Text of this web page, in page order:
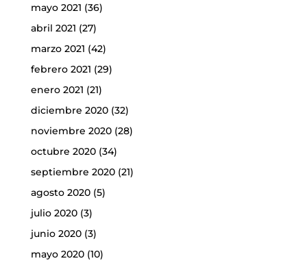
mayo 2021 (36)
abril 2021 (27)
marzo 2021 (42)
febrero 2021 (29)
enero 2021 (21)
diciembre 2020(32)
noviembre 2020(28)
octubre 2020(34)
septiembre 2020(21)
agosto 2020(5)
julio 2020(3)
junio 2020(3)
mayo 2020(10)